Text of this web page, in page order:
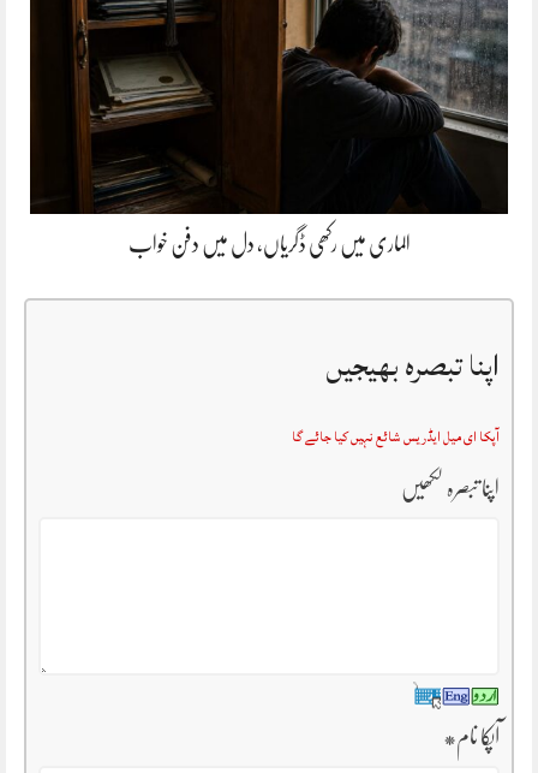
الماری میں رکھی ڈگریاں، دل میں دفن خواب
اپنا تبصرہ بھیجیں
آپکا ای میل ایڈریس شائع نہیں کیا جائے گا
اپنا تبصرہ لکھیں
آپکا نام*